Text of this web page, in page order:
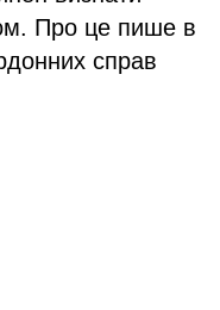
Про це пише в
справ